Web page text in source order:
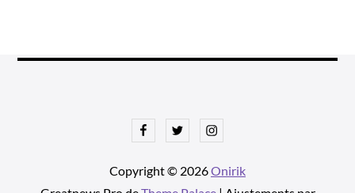
FacebookTwitterInstagram
Copyright © 2026Onirik